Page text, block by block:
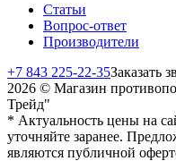
Статьи
Вопрос-ответ
Производители
+7 843 225-22-35Заказать
2026 © Магазин
Трейд"
* Актуальность цены на
уточняйте заранее.
являются публичной